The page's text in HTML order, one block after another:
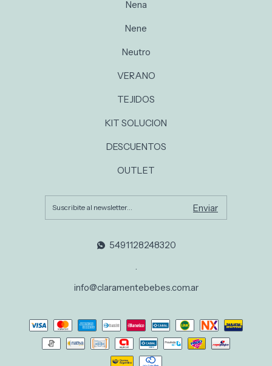
Nena
Nene
Neutro
VERANO
TEJIDOS
KIT SOLUCION
DESCUENTOS
OUTLET
5491128248320
.
info@claramentebebes.com.ar